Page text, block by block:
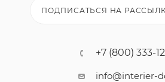
ПОДПИСАТЬСЯ НА
+7 (800) 333-
info@interier-